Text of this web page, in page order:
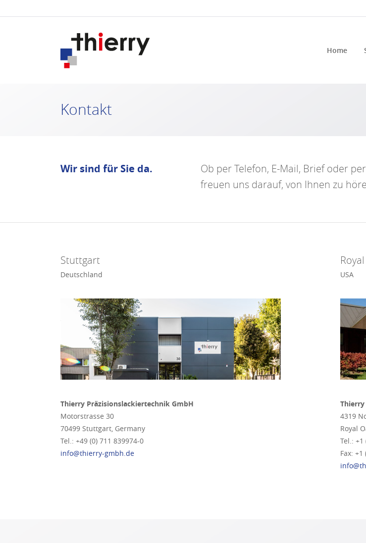
Home
Kontakt
Wir sind für Sie da.
Ob per Telefon, E-Mail, Brief oder
freuen uns darauf, von Ihnen zu
Stuttgart
Deutschland
Thierry Präzisionslackiertechnik GmbH
Motorstrasse 30
70499 Stuttgart, Germany
Tel.: +49 (0) 711 839974-0
info@thierry-gmbh.de
USA
4319
Royal
Tel.: +1
Fax: +1